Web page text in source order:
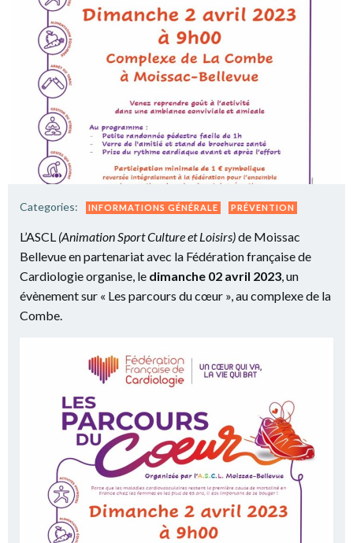
Categories: INFORMATIONS GÉNÉRALE PRÉVENTION
L’ASCL (Animation Sport Culture et Loisirs)de Moissac
Bellevue en partenariat avec la Fédération française de
Cardiologie organise, le dimanche 02 avril 2023, un
évènement sur « Les parcours du cœur », au complexe de la
Combe.